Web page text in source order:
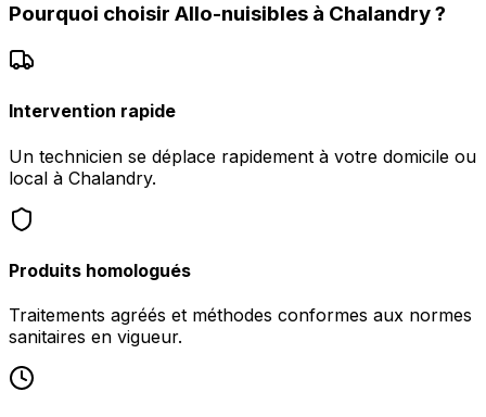
Pourquoi choisir Allo-nuisibles à Chalandry?
Intervention rapide
Un technicien se déplace rapidement à votre domicile ou
local à Chalandry.
Produits homologués
Traitements agréés et méthodes conformes aux normes
sanitaires en vigueur.